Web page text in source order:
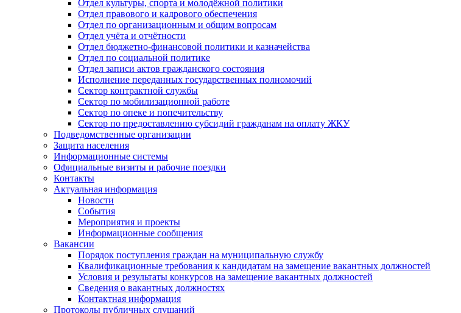
Отдел культуры, спорта и молодёжной политики
Отдел правового и кадрового обеспечения
Отдел по организационным и общим вопросам
Отдел учёта и отчётности
Отдел бюджетно-финансовой политики и казначейства
Отдел по социальной политике
Отдел записи актов гражданского состояния
Исполнение переданных государственных полномочий
Сектор контрактной службы
Сектор по мобилизационной работе
Сектор по опеке и попечительству
Сектор по предоставлению субсидий гражданам на оплату ЖКУ
Подведомственные организации
Защита населения
Информационные системы
Официальные визиты и рабочие поездки
Контакты
Актуальная информация
Новости
События
Мероприятия и проекты
Информационные сообщения
Вакансии
Порядок поступления граждан на муниципальную службу
Квалификационные требования к кандидатам на замещение вакантных должностей
Условия и результаты конкурсов на замещение вакантных должностей
Сведения о вакантных должностях
Контактная информация
Протоколы публичных слушаний